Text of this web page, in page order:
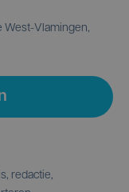
West-Vlamingen,
redactie,